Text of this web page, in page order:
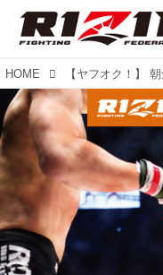
HOME